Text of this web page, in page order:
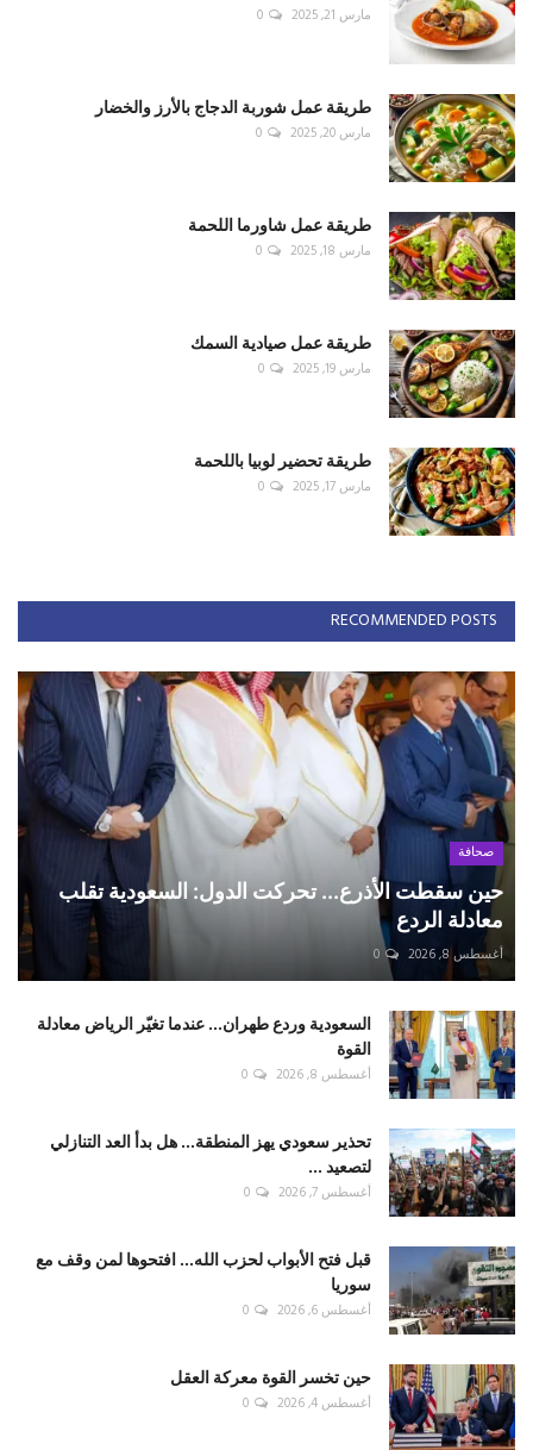
مارس 21, 2025 0
طريقة عمل شوربة الدجاج بالأرز والخضار
مارس 20, 2025 0
طريقة عمل شاورما اللحمة
مارس 18, 2025 0
طريقة عمل صيادية السمك
مارس 19, 2025 0
طريقة تحضير لوبيا باللحمة
مارس 17, 2025 0
RECOMMENDED POSTS
صحافة
حين سقطت الأذرع... تحركت الدول: السعودية تقلب
معادلة الردع
أغسطس 8, 2026 0
السعودية وردع طهران... عندما تغيّر الرياض معادلة
القوة
أغسطس 8, 2026 0
تحذير سعودي يهز المنطقة... هل بدأ العد التنازلي
لتصعيد ...
أغسطس 7, 2026 0
قبل فتح الأبواب لحزب الله... افتحوها لمن وقف مع
سوريا
أغسطس 6, 2026 0
حين تخسر القوة معركة العقل
أغسطس 4, 2026 0